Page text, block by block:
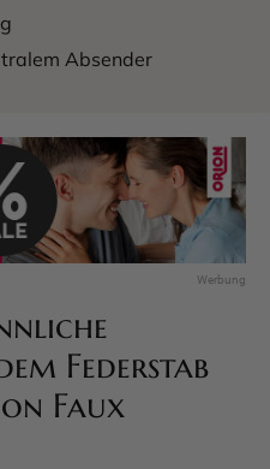
Absender
Federstab
Faux